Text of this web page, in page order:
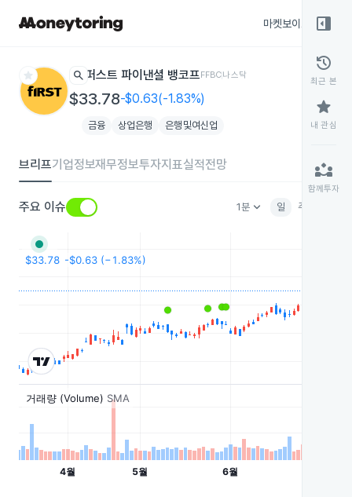
마켓보이스
star search 퍼스트 파이낸셜 뱅코프FFBC나스닥
$33.78-$0.63(-1.83%)
금융 상업은행 은행및여신업
브리프기업정보재무정보투자지표실적전망
주요 이슈 1분keyboard_arrow_down 일 주
right_panel_open
history
최근 본
star
내 관심
partner_exchange
함께투자